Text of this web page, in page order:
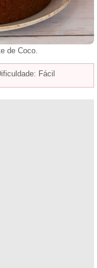
de Coco.
Fácil